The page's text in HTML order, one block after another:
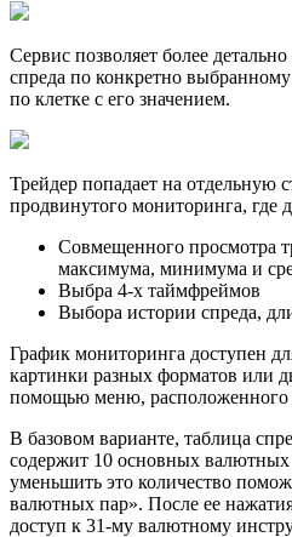
Сервис позволяет более
спреда по конкретно
по клетке с его значением.
Трейдер попадает на отдельную
продвинутого мониторинга, где
Совмещенного просмотра
максимума, минимума и
Выбра 4-х таймфреймов
Выбора истории спреда,
График мониторинга доступен
картинки разных форматов или
помощью меню, расположенного
В базовом варианте, таблица
содержит 10 основных валютных
уменьшить это количество
валютных пар». После ее
доступ к 31-му валютному